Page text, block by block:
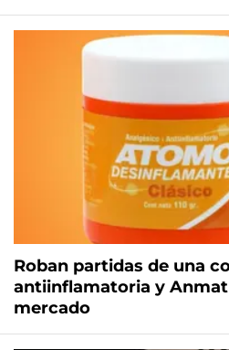
Roban partidas de una
antiinflamatoria y
mercado